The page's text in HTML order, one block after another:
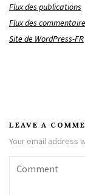
Flux des publications
Flux des
Site de WordPress-FR
LEAVE A
Your email address